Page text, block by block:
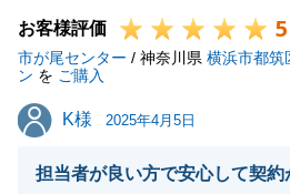
今後ともよろしくお願いいたし
お客様評価 5
市が尾センター / 神奈川県 横浜市都筑
ン を ご購入
K様
K様 2025年4月5日
担当者が良い方で安心して契約